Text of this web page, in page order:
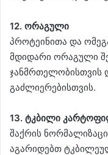
12. ორაგული
პროტეინითა და
მდიდარი ორაგული
ჯანმრთელობისთვის
გაძლიერებისთვის.
13. ტკბილი
შაქრის
აგარიდებთ